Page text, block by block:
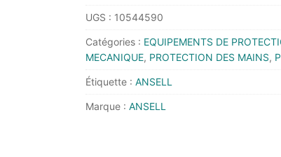
HYFLEX
48-
101
T7
ANSELL
UGS : 10544590
Catégories : EQUIPEMENTS DE
MECANIQUE, PROTECTION DES MAINS,
Étiquette : ANSELL
Marque : ANSELL